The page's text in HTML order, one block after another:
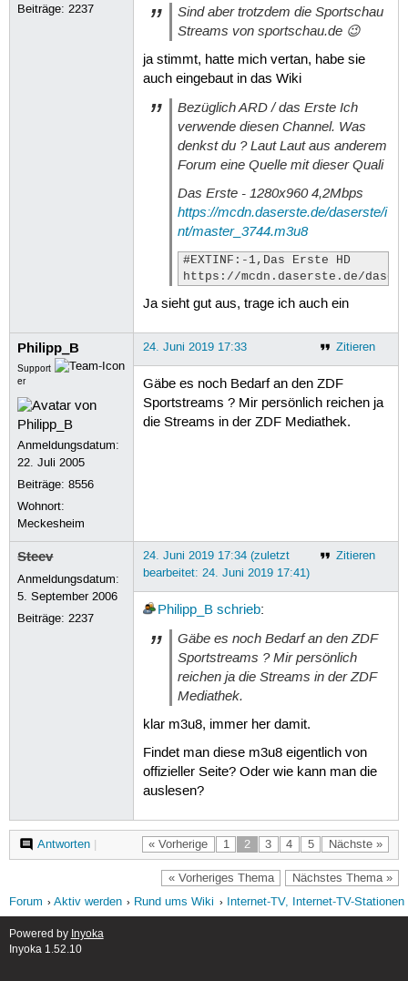
Beiträge:2237
Sind aber trotzdem die Sportschau
Streams von sportschau.de 😉
ja stimmt, hatte mich vertan, habe sie
auch eingebaut in das Wiki
Bezüglich ARD / das Erste Ich
verwende diesen Channel. Was
denkst du ? Laut Laut aus anderem
Forum eine Quelle mit dieser Quali
Das Erste - 1280x960 4,2Mbps
https://mcdn.daserste.de/daserste/i
nt/master_3744.m3u8
#EXTINF:-1,Das Erste HD
https://mcdn.daserste.de/
Ja sieht gut aus, trage ich auch ein
Philipp_B
Support
er
Anmeldungsdatum:
22. Juli 2005
Beiträge:8556
Wohnort:
Meckesheim
Zitieren
24. Juni 2019 17:33
Gäbe es noch Bedarf an den ZDF
Sportstreams ? Mir persönlich reichen ja
die Streams in der ZDF Mediathek.
Steev
Anmeldungsdatum:
5. September 2006
Beiträge:2237
Zitieren
24. Juni 2019 17:34 (zuletzt
bearbeitet: 24. Juni 2019 17:41)
Philipp_B schrieb:
Gäbe es noch Bedarf an den ZDF
Sportstreams ? Mir persönlich
reichen ja die Streams in der ZDF
Mediathek.
klar m3u8, immer her damit.
Findet man diese m3u8 eigentlich von
offizieller Seite? Oder wie kann man die
auslesen?
« Vorherige 1 2 3 4 5 Nächste »
Antworten|
« Vorheriges Thema Nächstes Thema »
Forum Aktiv werden Rund ums Wiki Internet-TV, Internet-TV-Stationen
Powered by Inyoka
Inyoka 1.52.10